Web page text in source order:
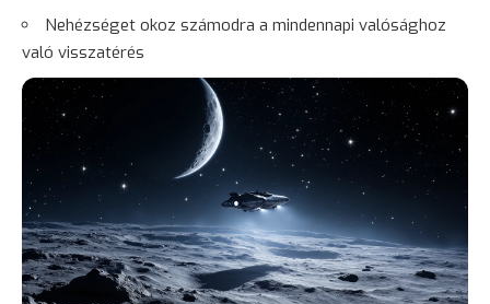
Nehézséget okoz számodra a mindennapi valósághoz
való visszatérés